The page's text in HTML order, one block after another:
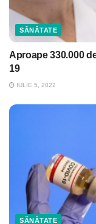
SĂNĂTATE
Aproape 330.000
19
IULIE 5, 2022
SĂNĂTATE